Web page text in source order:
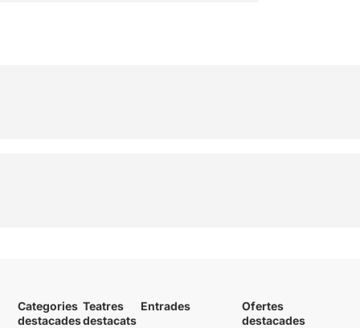
Categories
destacades
Teatres
destacats
Entrades
Ofertes
destacades